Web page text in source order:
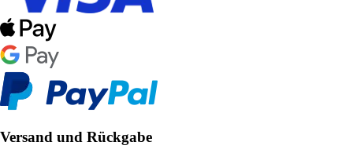
Versand und Rückgabe